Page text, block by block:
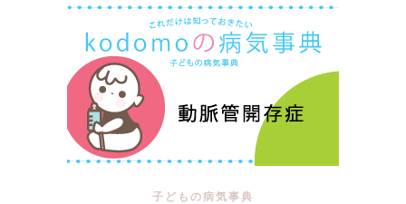
子どもの病気事典